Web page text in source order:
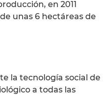
en 2011
unas 6 hectáreas de
la tecnología social de
a todas las